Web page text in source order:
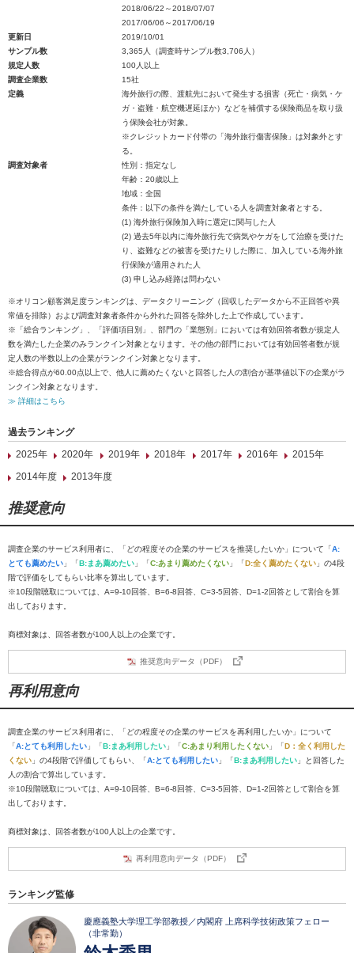
2018/06/22～2018/07/07
2017/06/06～2017/06/19
更新日
2019/10/01
サンプル数
3,365人（調査時サンプル数3,706人）
規定人数
100人以上
調査企業数
15社
定義
海外旅行の際、渡航先において発生する損害（死亡・病気・ケ
ガ・盗難・航空機遅延ほか）などを補償する保険商品を取り扱
う保険会社が対象。
※クレジットカード付帯の「海外旅行傷害保険」は対象外とす
る。
調査対象者
性別：指定なし
年齢：20歳以上
地域：全国
条件：以下の条件を満たしている人を調査対象者とする。
(1) 海外旅行保険加入時に選定に関与した人
(2) 過去5年以内に海外旅行先で病気やケガをして治療を受けた
り、盗難などの被害を受けたりした際に、加入している海外旅
行保険が適用された人
(3) 申し込み経路は問わない
※オリコン顧客満足度ランキングは、データクリーニング（回収したデータから不正回答や異
常値を排除）および調査対象者条件から外れた回答を除外した上で作成しています。
※「総合ランキング」、「評価項目別」、部門の「業態別」においては有効回答者数が規定人
数を満たした企業のみランクイン対象となります。その他の部門においては有効回答者数が規
定人数の半数以上の企業がランクイン対象となります。
※総合得点が60.00点以上で、他人に薦めたくないと回答した人の割合が基準値以下の企業がラ
ンクイン対象となります。
≫ 詳細はこちら
過去ランキング
2025年
2020年 2019年 2018年 2017年 2016年
2015年
2014年度
2013年度
推奨意向
調査企業のサービス利用者に、「どの程度その企業のサービスを推奨したいか」について「A:
とても薦めたい 」「B:まあ薦めたい 」「C:あまり薦めたくない 」「D:全く薦めたくない 」の4段
階で評価をしてもらい比率を算出しています。
※10段階聴取については、A=9-10回答、B=6-8回答、C=3-5回答、D=1-2回答として割合を算
出しております。
商標対象は、回答者数が100人以上の企業です。
推奨意向データ（PDF）
再利用意向
調査企業のサービス利用者に、「どの程度その企業のサービスを再利用したいか」について
「A:とても利用したい 」「B:まあ利用したい 」「C:あまり利用したくない 」「D：全く利用した
くない 」の4段階で評価してもらい、「A:とても利用したい 」「B:まあ利用したい 」と回答した
人の割合で算出しています。
※10段階聴取については、A=9-10回答、B=6-8回答、C=3-5回答、D=1-2回答として割合を算
出しております。
商標対象は、回答者数が100人以上の企業です。
再利用意向データ（PDF）
ランキング監修
慶應義塾大学理工学部教授／内閣府 上席科学技術政策フェロー
（非常勤）